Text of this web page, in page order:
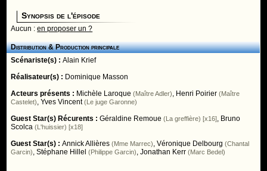
Synopsis de l'épisode
Aucun :en proposer un ?
Distribution & Production principale
Scénariste(s) :Alain Krief
Réalisateur(s) : Dominique Masson
Acteurs présents : Michèle Laroque (Maître Adler), Henri Poirier (Maître
Castelet),Yves Vincent (Le juge Garonne)
Guest Star(s) Récurents :Géraldine Remoue (La greffière) [x16], Bruno
Scolca (L'huissier) [x18]
Guest Star(s) :Annick Allières (Mme Marrec),Véronique Delbourg (Chantal
Garcin),Stéphane Hillel (Philippe Garcin),Jonathan Kerr (Marc Bedel)